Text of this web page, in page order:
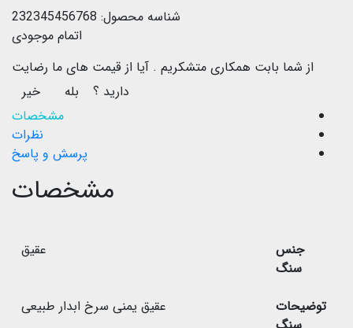
شناسه محصول: 232345456768
اتمام موجودی
از شما بابت همکاری متشکریم . آیا از قیمت های ما رضایت
دارید ؟
بله
خیر
مشخصات
نظرات
پرسش و پاسخ
مشخصات
جنس
سنگ
عقیق
توضیحات
عقیق یمنی سرخ ابدار طبیعی